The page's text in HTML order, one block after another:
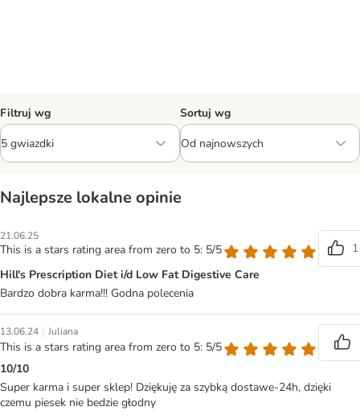
Filtruj wg Sortuj wg
Najlepsze lokalne opinie
21.06.25
This is a stars rating area from zero to 5: 5/5
1
Hill's Prescription Diet i/d Low Fat Digestive Care
Bardzo dobra karma!!! Godna polecenia
13.06.24 | Juliana
This is a stars rating area from zero to 5: 5/5
10/10
Super karma i super sklep! Dziękuję za szybką dostawe-24h, dzięki
czemu piesek nie bedzie głodny